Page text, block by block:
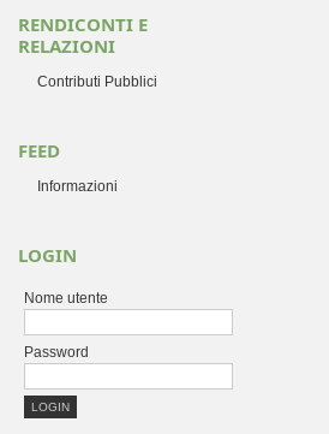
RENDICONTI E
RELAZIONI
Contributi Pubblici
FEED
Informazioni
LOGIN
Nome utente
Password